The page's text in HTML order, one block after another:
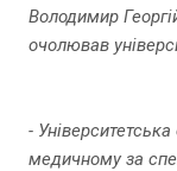
Володимир
очолював
-
медичному за